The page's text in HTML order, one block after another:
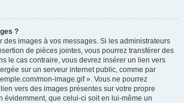
?
des images à vos messages. Si les administrateurs
de pièces jointes, vous pourrez transférer des
le cas contraire, vous devrez insérer un lien vers
sur un serveur internet public, comme par
mon-image.gif ». Vous ne pourrez
vers des images présentes sur votre propre
évidemment, que celui-ci soit en lui-même un